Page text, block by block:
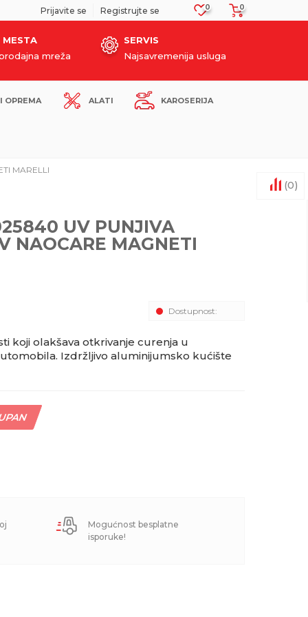
SIGURNO PLAĆANJE PLATNIM KARTICAMA! 0
0
Prijavite se Registrujte se
MESTA
mreža
SERVIS
Najsavremenija usluga
OPREMA ALATI KAROSERIJA
MARELLI
UV PUNJIVA
NAOCARE MAGNETI
Dostupnost:
koji olakšava otkrivanje curenja u
Izdržljivo aluminijumsko kućište
Mogućnost besplatne
isporuke!
(0)